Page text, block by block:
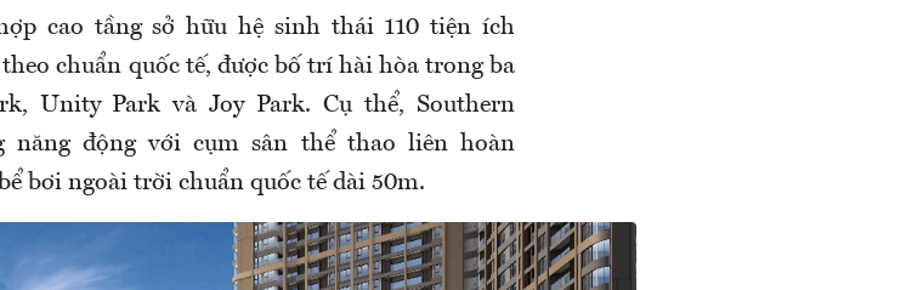
cao tầng sở hữu hệ sinh thái 110 tiện ích
chuẩn quốc tế, được bố trí hài hòa trong ba
Unity Park và Joy Park. Cụ thể, Southern
năng động với cụm sân thể thao liên hoàn
bơi ngoài trời chuẩn quốc tế dài 50m.